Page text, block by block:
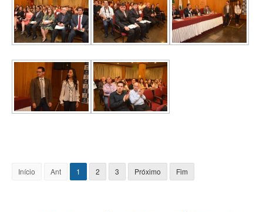
Início Ant 1 2 3 Próximo Fim